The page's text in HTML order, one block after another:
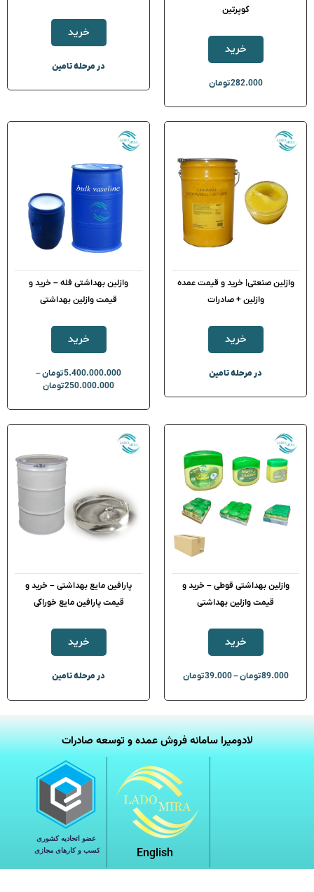
کوپرتین
خرید
282.000تومان
خرید
در مرحله تامین
وازلین صنعتی| خرید و قیمت عمده
وازلین + صادرات
خرید
در مرحله تامین
وازلین بهداشتی فله – خرید و
قیمت وازلین بهداشتی
خرید
5.400.000.000تومان–
250.000.000تومان
وازلین بهداشتی قوطی – خرید و
قیمت وازلین بهداشتی
خرید
89.000تومان–
39.000تومان
پارافین مایع بهداشتی – خرید و
قیمت پارافین مایع خوراکی
خرید
در مرحله تامین
لادومیرا سامانه فروش عمده و توسعه صادرات
English